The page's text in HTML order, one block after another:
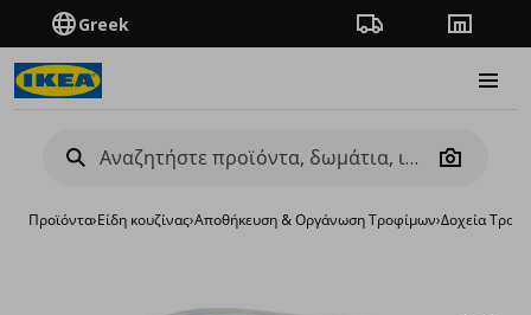
Greek Πορεία παραγγελίας
Camera
Προϊόντα›Είδη κουζίνας›Αποθήκευση & Οργάνωση Τροφίμων›Δοχεία